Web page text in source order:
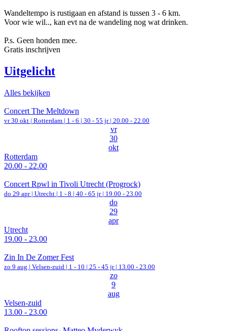
Wandeltempo is rustigaan en afstand is tussen 3 - 6 km.
Voor wie wil.., kan evt na de wandeling nog wat drinken.
P.s. Geen honden mee.
Gratis inschrijven
Uitgelicht
Alles bekijken
Concert The Meltdown
vr 30 okt | Rotterdam | 1 - 6 | 30 - 55 jr | 20.00 - 22.00
vr
30
okt
Rotterdam
20.00 - 22.00
Concert Rpwl in Tivoli Utrecht (Progrock)
do 29 apr | Utrecht | 1 - 8 | 40 - 65 jr | 19.00 - 23.00
do
29
apr
Utrecht
19.00 - 23.00
Zin In De Zomer Fest
zo 9 aug | Velsen-zuid | 1 - 10 | 25 - 45 jr | 13.00 - 23.00
zo
9
aug
Velsen-zuid
13.00 - 23.00